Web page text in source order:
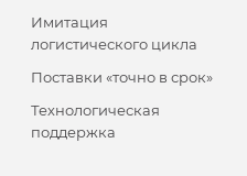
Имитация
логистического цикла
Поставки «точно в срок»
Технологическая
поддержка